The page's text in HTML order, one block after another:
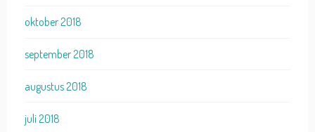
oktober 2018
september 2018
augustus 2018
juli 2018